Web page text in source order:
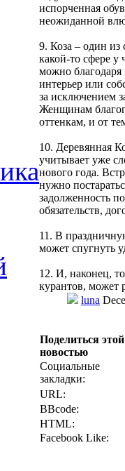
испорченная
неожиданной
9. Коза – один
какой-то сфере у
можно
интерьер или
за исключением
Женщинам
оттенкам, и от
10. Деревянная
учитывает уже
нового года.
нужно
задолженность
обязательств,
11. В
может спугнуть
12. И, наконец,
курантов, может
luna
Поделиться этой
новостью
Социальные
закладки:
URL:
BBcode:
HTML:
Facebook Like: